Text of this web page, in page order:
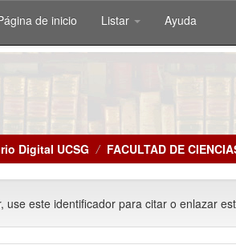
de inicio Listar Ayuda
Digital UCSG FACULTAD DE
use este identificador para citar o enlazar